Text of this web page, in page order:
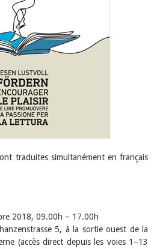
traduites simultanément en français
2018, 09.00h – 17.00h
5, à la sortie ouest de la
(accès direct depuis les voies 1–13